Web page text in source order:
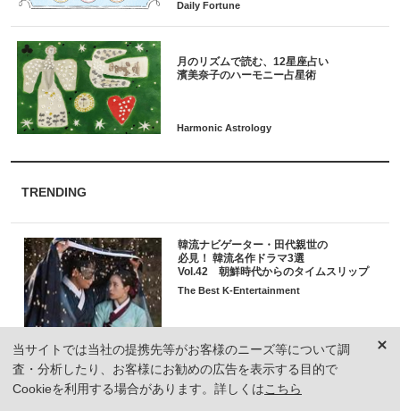
月のリズムで読む、12星座占い
TRENDING
韓流ナビゲーター・田代親世の
必見！ 韓流名作ドラマ3選
Vol.42 朝鮮時代からのタイムスリップ
The Best K-Entertainment
【一生モノの名作椅子97選】
憧れのデザイナーズチェアから
マルチに活躍するスツールまで
当サイトでは当社の提携先等がお客様のニーズ等について調
査・分析したり、お客様にお勧めの広告を表示する目的で
Cookieを利用する場合があります。詳しくはこちら